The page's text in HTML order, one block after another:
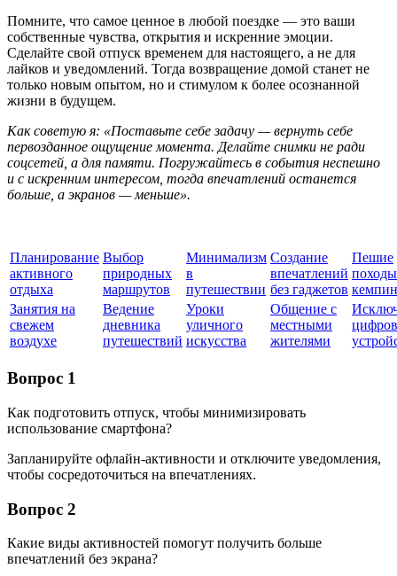
Помните, что самое ценное в любой поездке — это ваши
собственные чувства, открытия и искренние эмоции.
Сделайте свой отпуск временем для настоящего, а не для
лайков и уведомлений. Тогда возвращение домой станет не
только новым опытом, но и стимулом к более осознанной
жизни в будущем.
Как советую я: «Поставьте себе задачу — вернуть себе
первозданное ощущение момента. Делайте снимки не ради
соцсетей, а для памяти. Погружайтесь в события неспешно
и с искренним интересом, тогда впечатлений останется
больше, а экранов — меньше».
Планирование
активного
отдыха
Выбор
природных
маршрутов
Минимализм
в
путешествии
Создание
впечатлений
без гаджетов
Пешие
Занятия на
свежем
воздухе
Ведение
дневника
путешествий
Уроки
уличного
искусства
Общение с
местными
жителями
Вопрос 1
Как подготовить отпуск, чтобы минимизировать
использование смартфона?
Запланируйте офлайн-активности и отключите уведомления,
чтобы сосредоточиться на впечатлениях.
Вопрос 2
Какие виды активностей помогут получить больше
впечатлений без экрана?